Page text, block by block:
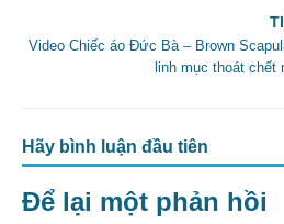
Video Chiếc áo Đức Bà – Brown
linh mục thoát chết
Hãy bình luận đầu tiên
Để lại một phản hồi